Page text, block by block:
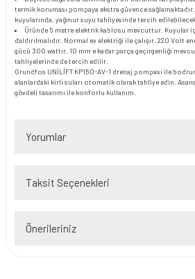
termik koruması pompaya ekstra güvence
kuyularında, yağmur suyu tahliyesinde tercih
Üründe 5 metre elektrik kablosu mevcuttur. Kuyular
daldırılmalıdır. Normal ev elektriği ile çalışır. 220 Volt
gücü 300 wattır. 10 mm e kadar parça geçirgenliği
tahliyelerinde de tercih edilir.
Grundfos UNİLİFT KP150-AV-1 drenaj pompası ile
alanlardaki kirli suları otomatik olarak tahliye edin.
gövdeli tasarımı ile konforlu kullanım.
Yorumlar
Taksit Seçenekleri
Önerileriniz